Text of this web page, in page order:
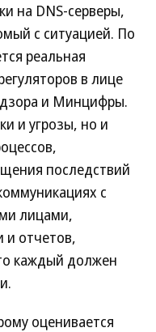
на DNS-серверы,
с ситуацией. По
реальная
в лице
и Минцифры.
и угрозы, но и
последствий
с
лицами,
и отчетов,
каждый должен
оценивается